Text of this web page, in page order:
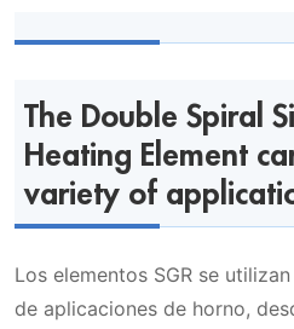
The Double Spiral
Heating Element
variety of
Los elementos SGR se
de aplicaciones de horno,